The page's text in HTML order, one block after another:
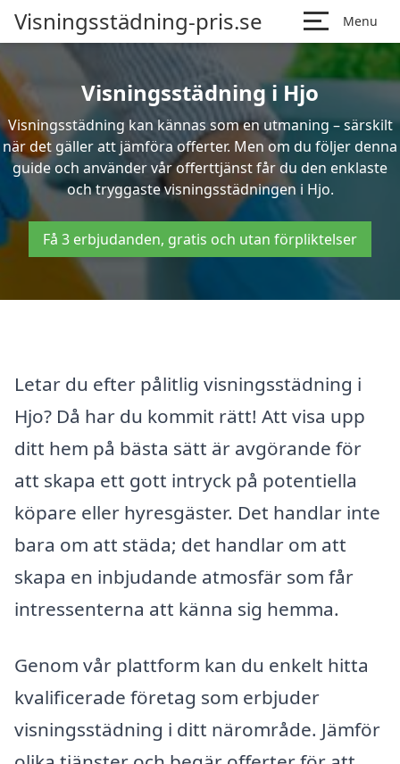
Visningsstädning-pris.se Menu
Visningsstädning i Hjo
Visningsstädning kan kännas som en utmaning – särskilt
när det gäller att jämföra offerter. Men om du följer denna
guide och använder vår offerttjänst får du den enklaste
och tryggaste visningsstädningen i Hjo.
Få 3 erbjudanden, gratis och utan förpliktelser
Letar du efter pålitlig visningsstädning i
Hjo? Då har du kommit rätt! Att visa upp
ditt hem på bästa sätt är avgörande för
att skapa ett gott intryck på potentiella
köpare eller hyresgäster. Det handlar inte
bara om att städa; det handlar om att
skapa en inbjudande atmosfär som får
intressenterna att känna sig hemma.
Genom vår plattform kan du enkelt hitta
kvalificerade företag som erbjuder
visningsstädning i ditt närområde. Jämför